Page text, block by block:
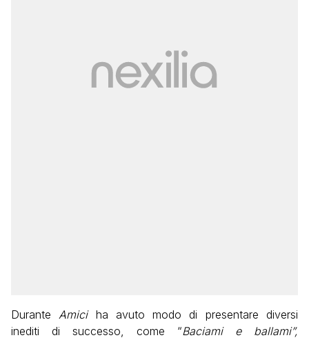
DuranteAmiciha avuto modo di presentare diversi
inediti di successo, come “Baciami e ballami”,